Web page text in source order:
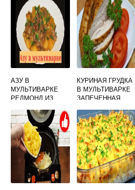
АЗУ В
МУЛЬТИВАРКЕ
РЕДМОНД ИЗ
СОЛЕНЫМИ
ОГУРЦАМИ
КУРИНАЯ ГРУДКА
В МУЛЬТИВАРКЕ
ЗАПЕЧЕННАЯ